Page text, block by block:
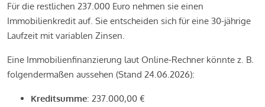
Für die restlichen 237.000 Euro nehmen sie einen
Immobilienkredit auf. Sie entscheiden sich für eine 30-jährige
Laufzeit mit variablen Zinsen.
Eine Immobilienfinanzierung laut Online-Rechner könnte z. B.
folgendermaßen aussehen (Stand 24.06.2026):
Kreditsumme: 237.000,00 €